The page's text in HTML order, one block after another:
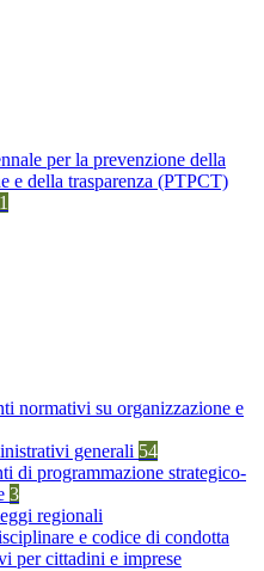
per la prevenzione della
e della trasparenza (PTPCT)
normativi su organizzazione e
generali 54
di programmazione strategico-
3
regionali
e codice di condotta
per cittadini e imprese